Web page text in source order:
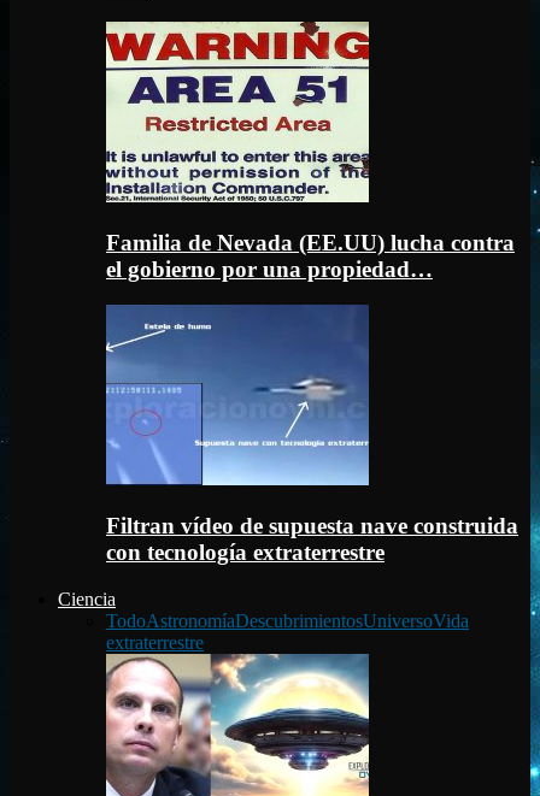
Familia de Nevada (EE.UU) lucha contra
el gobierno por una propiedad…
Filtran vídeo de supuesta nave construida
con tecnología extraterrestre
Ciencia
TodoAstronomíaDescubrimientosUniversoVida
extraterrestre